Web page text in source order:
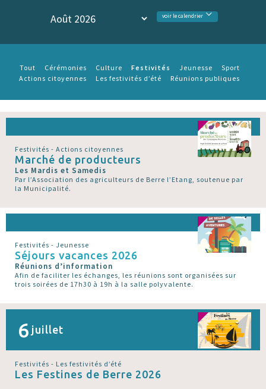
voir le calendrier
Tout Cérémonies Culture Festivités Jeunesse
Sport
Actions citoyennes
Les festivités d’été Réunions publiques
Festivités - Actions citoyennes
Marché de producteurs
Les Mardis et Samedis
Par l’Association des agriculteurs de Berre l’Etang, soutenue par
la Municipalité.
Festivités - Jeunesse
Séjours vacances 2026
Réunions d’information
Afin de faciliter les échanges, les réunions sont organisées sur
trois soirées de 17h30 à 19h à la salle polyvalente.
6 juillet
Festivités - Les festivités d’été
Les Festines de Berre 2026